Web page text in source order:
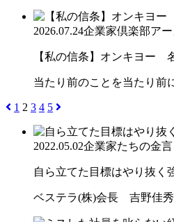
2026.07.24企業家倶楽部ア
【私の信条】オンキヨー
当たり前のことを当たり前
1 2 3 4 5
2022.05.02企業家たちの金言
自ら立てた目標はやり抜く
ベステラ(株)会長 吉野佳秀